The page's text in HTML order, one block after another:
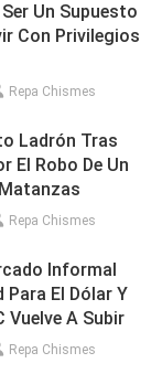
Un Supuesto
Con Privilegios
Repa Chismes
Ladrón Tras
El Robo De Un
Repa Chismes
Informal
Para El Dólar Y
Vuelve A Subir
Repa Chismes